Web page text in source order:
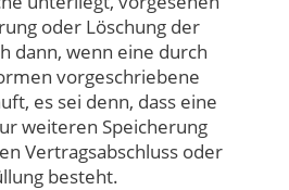
oder Löschung der
dann, wenn eine durch
vorgeschriebene
es sei denn, dass eine
weiteren Speicherung
Vertragsabschluss oder
besteht.